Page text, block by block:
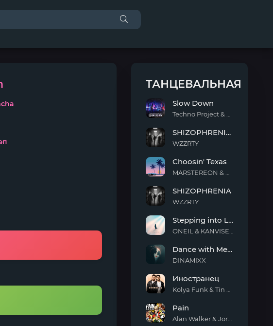
ТАНЦЕВАЛЬНАЯ
Down
Slow Down
(Slowed)
SHIZOPHRENIA (Slowed)
WZZRTY
Texas
Choosin' Texas
SHIZOPHRENIA
WZZRTY
into
Light
Stepping into Light
with
Me
Dance with Me Tonight
DINAMIXX
Иностранец
Pain